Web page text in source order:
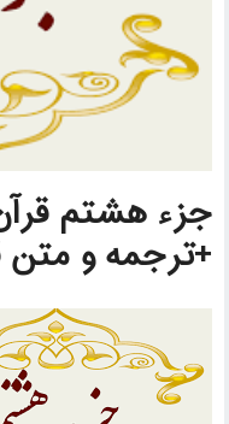
جزء هشتم
+ترجمه و متن